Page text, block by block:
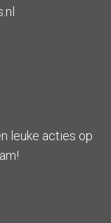
leuke acties op